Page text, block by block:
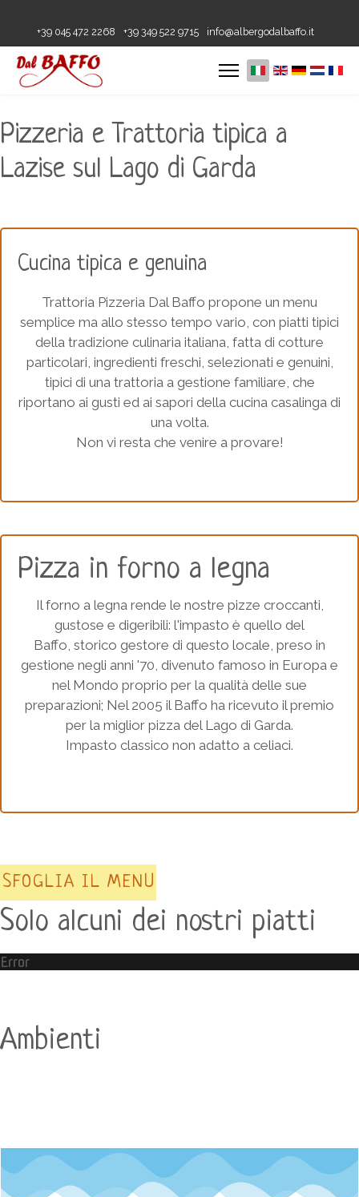
+39 045 472 2268 +39 349 522 9715 info@albergodalbaffo.it
Pizzeria e Trattoria tipica a
Lazise sul Lago di Garda
Cucina tipica e genuina
Trattoria Pizzeria Dal Baffo propone un menu
semplice ma allo stesso tempo vario, con piatti tipici
della tradizione culinaria italiana, fatta di cotture
particolari, ingredienti freschi, selezionati e genuini,
tipici di una trattoria a gestione familiare, che
riportano ai gusti ed ai sapori della cucina casalinga di
una volta.
Non vi resta che venire a provare!
Pizza in forno a legna
Il forno a legna rende le nostre pizze croccanti,
gustose e digeribili: l'impasto è quello del
Baffo, storico gestore di questo locale, preso in
gestione negli anni '70, divenuto famoso in Europa e
nel Mondo proprio per la qualità delle sue
preparazioni; Nel 2005 il Baffo ha ricevuto il premio
per la miglior pizza del Lago di Garda.
Impasto classico non adatto a celiaci.
SFOGLIA IL MENU
Solo alcuni dei nostri piatti
Error
Ambienti